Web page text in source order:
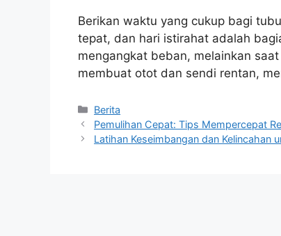
Berikan waktu yang cukup bagi
tepat, dan hari istirahat adalah
mengangkat beban, melainkan
membuat otot dan sendi rentan,
Kategori
Berita
Pemulihan Cepat: Tips Mempercepat
Latihan Keseimbangan dan Kelincahan